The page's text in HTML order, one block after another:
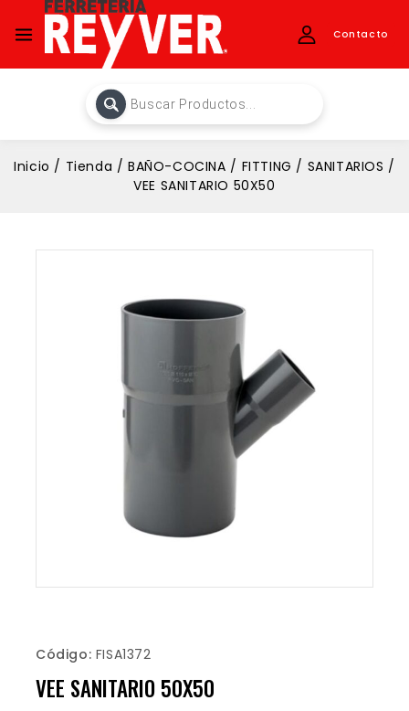
Contacto
Inicio / Tienda / BAÑO-COCINA / FITTING / SANITARIOS /
VEE SANITARIO 50X50
Código: FISA1372
VEE SANITARIO 50X50